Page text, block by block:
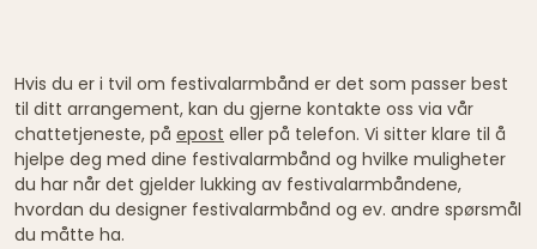
Hvis du er i tvil om festivalarmbånd er det som passer best
til ditt arrangement, kan du gjerne kontakte oss via vår
chattetjeneste, på epost eller på telefon. Vi sitter klare til å
hjelpe deg med dine festivalarmbånd og hvilke muligheter
du har når det gjelder lukking av festivalarmbåndene,
hvordan du designer festivalarmbånd og ev. andre spørsmål
du måtte ha.